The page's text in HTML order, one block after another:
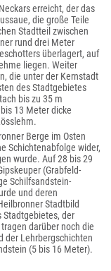
erreicht, der das
die große Teile
Stadtteil zwischen
rund drei Meter
überlagert, auf
liegen. Weiter
die unter der Kernstadt
des Stadtgebietes
bis zu 35 m
13 Meter dicke
Berge im Osten
Schichtenabfolge wider,
wurde. Auf 28 bis 29
(Grabfeld-
Schilfsandstein-
und deren
Stadtbild
Stadtgebietes, der
darüber noch die
der Lehrbergschichten
(5 bis 16 Meter).